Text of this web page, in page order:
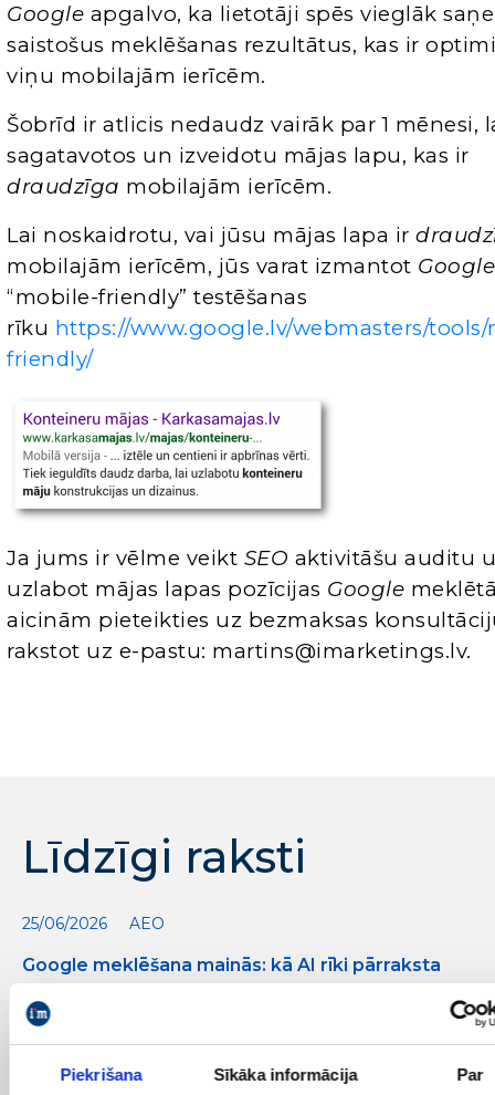
Piekrišana Sīkāka informācija Par
Google apgalvo, ka lietotāji spēs vieglāk
saistošus meklēšanas rezultātus, kas ir
viņu mobilajām ierīcēm.
Šobrīd ir atlicis nedaudz vairāk par 1 mēnesi,
sagatavotos un izveidotu mājas lapu, kas ir
draudzīga mobilajām ierīcēm.
Lai noskaidrotu, vai jūsu mājas lapa ir
mobilajām ierīcēm, jūs varat izmantot Google
“mobile-friendly” testēšanas
rīku https://www.google.lv/webmasters/
friendly/
Ja jums ir vēlme veikt SEO aktivitāšu auditu
uzlabot mājas lapas pozīcijas Google
aicinām pieteikties uz bezmaksas
rakstot uz e-pastu: martins@imarketings.lv.
Līdzīgi raksti
25/06/2026 AEO
Google meklēšana mainās: kā AI rīki pārraksta